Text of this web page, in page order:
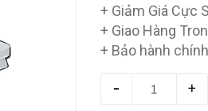
+ Giảm Giá Cực
+ Giao Hàng
+ Bảo hành
- +